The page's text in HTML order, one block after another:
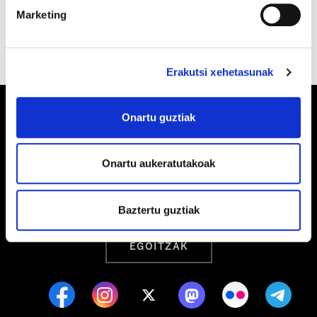
Marketing
Erakutsi xehetasunak
Onartu guztiak
Onartu aukeratutakoak
Baztertu guztiak
Barrainkua, 13 48009 BILBO
Tel:944 03 77 00
EGOITZAK